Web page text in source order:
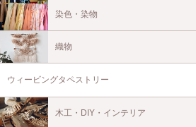
染色・染物
織物
ウィービングタペストリー
木工・DIY・インテリア